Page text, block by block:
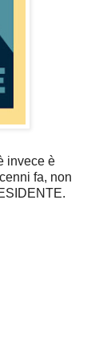
invece è
fa, non